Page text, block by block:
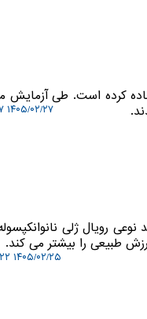
کرده است. طی
۱۴۰۵/۰۲/۲۷ ۱۳:۱۱:۴۷
رویال ژلی
طبیعی را بیشتر می کند.
۱۴۰۵/۰۲/۲۵ ۱۲:۳۳:۲۲